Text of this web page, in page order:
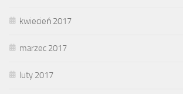
kwiecień 2017
marzec 2017
luty 2017